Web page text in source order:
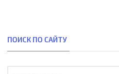
ПОИСК ПО САЙТУ